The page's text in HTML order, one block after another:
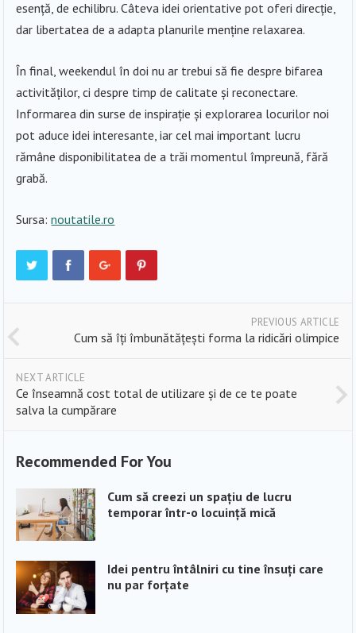
esență, de echilibru. Câteva idei orientative pot oferi direcție,
dar libertatea de a adapta planurile menține relaxarea.
În final, weekendul în doi nu ar trebui să fie despre bifarea
activităților, ci despre timp de calitate și reconectare.
Informarea din surse de inspirație și explorarea locurilor noi
pot aduce idei interesante, iar cel mai important lucru
rămâne disponibilitatea de a trăi momentul împreună, fără
grabă.
Sursa:noutatile.ro
PREVIOUS ARTICLE
Cum să îți îmbunătățești forma la ridicări olimpice
NEXT ARTICLE
Ce înseamnă cost total de utilizare și de ce te poate
salva la cumpărare
Recommended For You
Cum să creezi un spațiu de lucru
temporar într-o locuință mică
Idei pentru întâlniri cu tine însuți care
nu par forțate